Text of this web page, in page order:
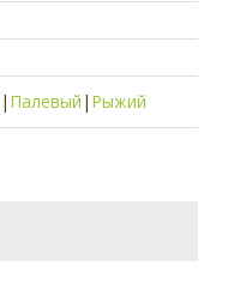
| Палевый | Рыжий